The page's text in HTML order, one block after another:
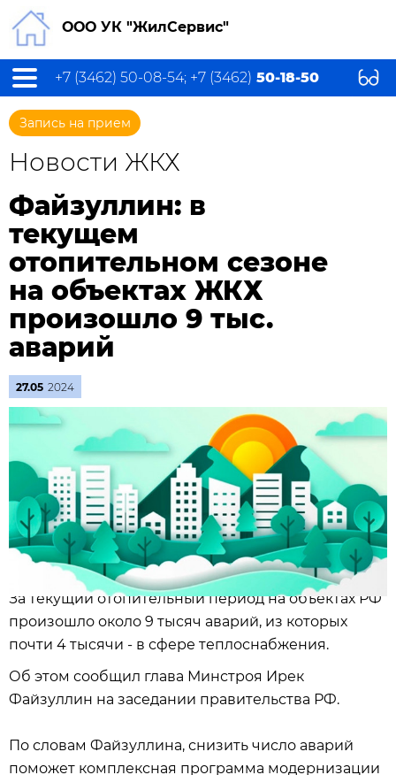
ООО УК "ЖилСервис"
+7 (3462) 50-08-54; +7 (3462) 50-18-50
Запись на прием
Новости ЖКХ
Файзуллин: в
текущем
отопительном сезоне
на объектах ЖКХ
произошло 9 тыс.
аварий
27.05 2024
За текущий отопительный период на объектах РФ
произошло около 9 тысяч аварий, из которых
почти 4 тысячи - в сфере теплоснабжения.
Об этом сообщил глава Минстроя Ирек
Файзуллин на заседании правительства РФ.
По словам Файзуллина, снизить число аварий
поможет комплексная программа модернизации